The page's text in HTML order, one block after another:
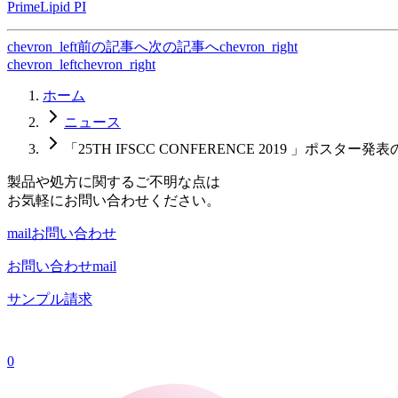
PrimeLipid PI
chevron_left前の記事へ次の記事へchevron_right
chevron_leftchevron_right
ホーム
ニュース
「25TH IFSCC CONFERENCE 2019 」ポスター発表
製品や処方に関するご不明な点は
お気軽にお問い合わせください。
mailお問い合わせ
お問い合わせmail
サンプル請求
0